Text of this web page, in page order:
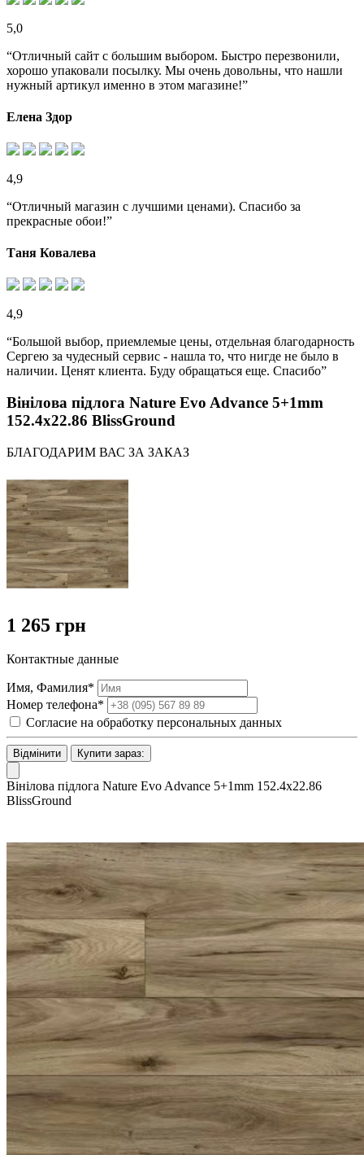
5,0
“Отличный сайт с большим выбором. Быстро перезвонили,
хорошо упаковали посылку. Мы очень довольны, что нашли
нужный артикул именно в этом магазине!”
Елена Здор
4,9
“Отличный магазин с лучшими ценами). Спасибо за
прекрасные обои!”
Таня Ковалева
4,9
“Большой выбор, приемлемые цены, отдельная благодарность
Сергею за чудесный сервис - нашла то, что нигде не было в
наличии. Ценят клиента. Буду обращаться еще. Спасибо”
Вінілова підлога Nature Evo Advance 5+1mm
152.4х22.86 BlissGround
БЛАГОДАРИМ ВАС ЗА ЗАКАЗ
1 265 грн
Контактные данные
Имя, Фамилия*
Номер телефона*
Согласие на обработку персональных данных
Відмінити Купити зараз:
Вінілова підлога Nature Evo Advance 5+1mm 152.4х22.86
BlissGround